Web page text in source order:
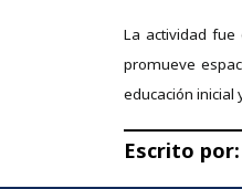
La actividad fue
promueve
educación inicial
Escrito por: